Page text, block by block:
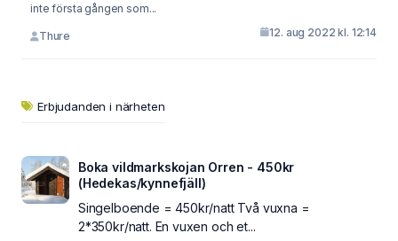
inte första gången som...
Thure 12. aug 2022 kl. 12:14
Erbjudanden i närheten
Boka vildmarkskojan Orren - 450kr
(Hedekas/kynnefjäll)
Singelboende = 450kr/natt Två vuxna =
2*350kr/natt. En vuxen och et...